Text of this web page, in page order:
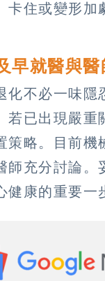
卡住或變形加
就醫與醫
化不必一味
若已出現嚴
策略。目前
師充分討論
康的重要一